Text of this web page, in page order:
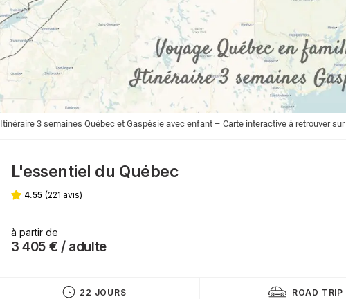
Itinéraire 3 semaines Québec et Gaspésie avec enfant – Carte interactive à retrouver sur